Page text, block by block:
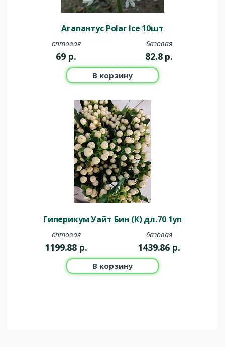
Агапантус Polar Ice 10шт
оптовая
69 р.
базовая
82.8 р.
В корзину
Гиперикум Уайт Бин (К) дл.70 1уп
оптовая
1199.88 р.
базовая
1439.86 р.
В корзину